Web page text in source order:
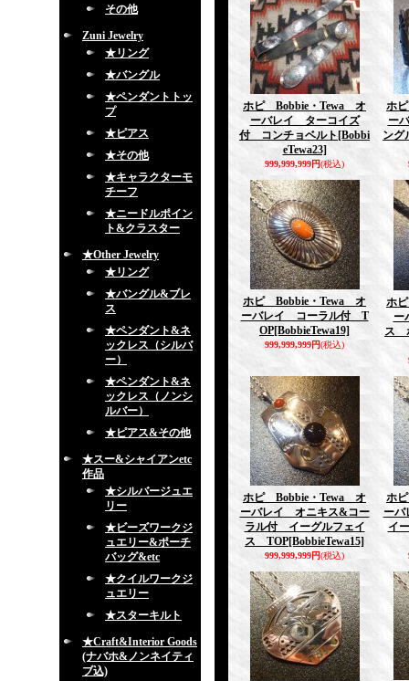
その他
Zuni Jewelry
★リング
★バングル
★ペンダントトッ
プ
★ピアス
★その他
★キャラクターモ
チーフ
★ニードルポイン
ト&クラスター
★Other Jewelry
★リング
★バングル&ブレ
ス
★ペンダント&ネ
ックレス（シルバ
ー）
★ペンダント&ネ
ックレス（ノンシ
ルバー）
★ピアス&その他
★スー&シャイアンetc
作品
★シルバージュエ
リー
★ビーズワークジ
ュエリー&ポーチ
バッグ&etc
★クイルワークジ
ュエリー
★スターキルト
★Craft&Interior Goods
(ナバホ&ノンネイティ
ブ込)
ホピ Bobbie・Tewa オ
ーバレイ ターコイズ
付 コンチョベルト [Bobbi
eTewa23]
999,999,999円(税込)
ホ
ー
ング
ホピ Bobbie・Tewa オ
ーバレイ コーラル付 T
OP[BobbieTewa19]
999,999,999円(税込)
ホ
ー
ス
ホピ Bobbie・Tewa オ
ーバレイ オニキス&コー
ラル付 イーグルフェイ
ス TOP[BobbieTewa15]
999,999,999円(税込)
ホ
ー
イ